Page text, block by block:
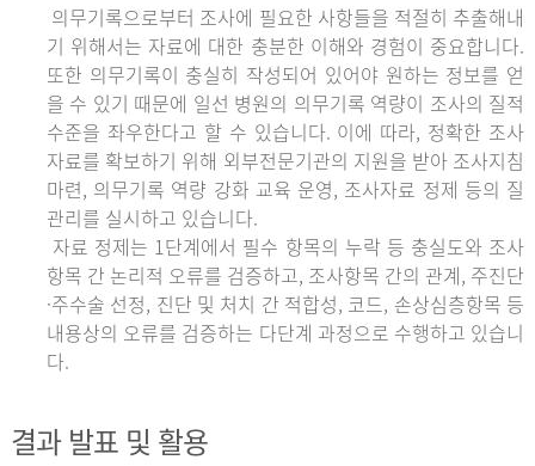
의무기록으로부터 조사에 필요한 사항들을 적절히 추출해내
기 위해서는 자료에 대한 충분한 이해와 경험이 중요합니다.
또한 의무기록이 충실히 작성되어 있어야 원하는 정보를 얻
을 수 있기 때문에 일선 병원의 의무기록 역량이 조사의 질적
수준을 좌우한다고 할 수 있습니다. 이에 따라, 정확한 조사
자료를 확보하기 위해 외부전문기관의 지원을 받아 조사지침
마련, 의무기록 역량 강화 교육 운영, 조사자료 정제 등의 질
관리를 실시하고 있습니다.
자료 정제는 1단계에서 필수 항목의 누락 등 충실도와 조사
항목 간 논리적 오류를 검증하고, 조사항목 간의 관계, 주진단
·주수술 선정, 진단 및 처치 간 적합성, 코드, 손상심층항목 등
내용상의 오류를 검증하는 다단계 과정으로 수행하고 있습니
다.
결과 발표 및 활용